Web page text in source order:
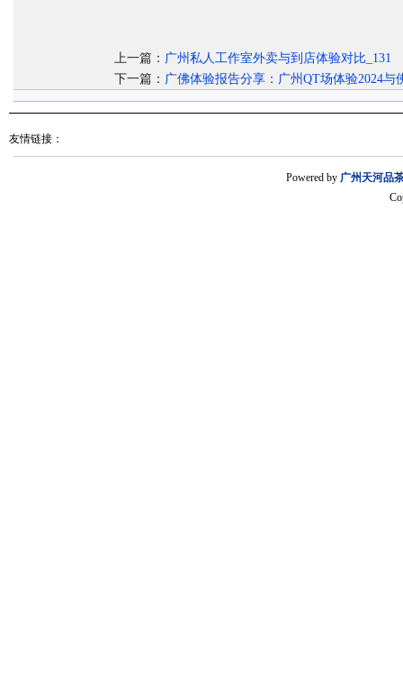
上一篇： 广州私人工作室外卖与到店体验对比_131
下一篇： 广佛体验报告分享：广州QT场体验2024与
友情链接：
Powered by 广州天河品